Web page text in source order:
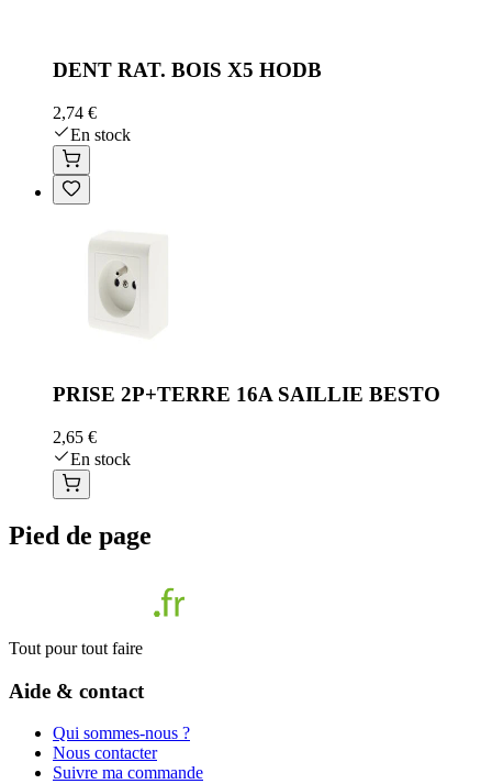
DENT RAT. BOIS X5 HODB
2,74 €
En stock
PRISE 2P+TERRE 16A SAILLIE BESTO
2,65 €
En stock
Pied de page
Tout pour tout faire
Aide & contact
Qui sommes-nous ?
Nous contacter
Suivre ma commande